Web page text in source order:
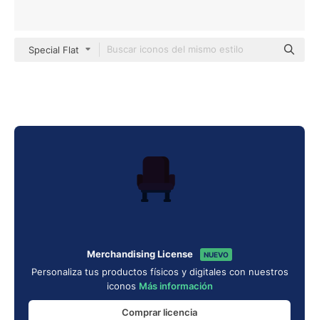
Special Flat
Merchandising License NUEVO
Personaliza tus productos físicos y digitales con nuestros
iconos Más información
Comprar licencia